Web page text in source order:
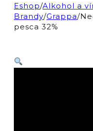
Eshop/Alkohol a
Brandy/Grappa/
pesca 32%